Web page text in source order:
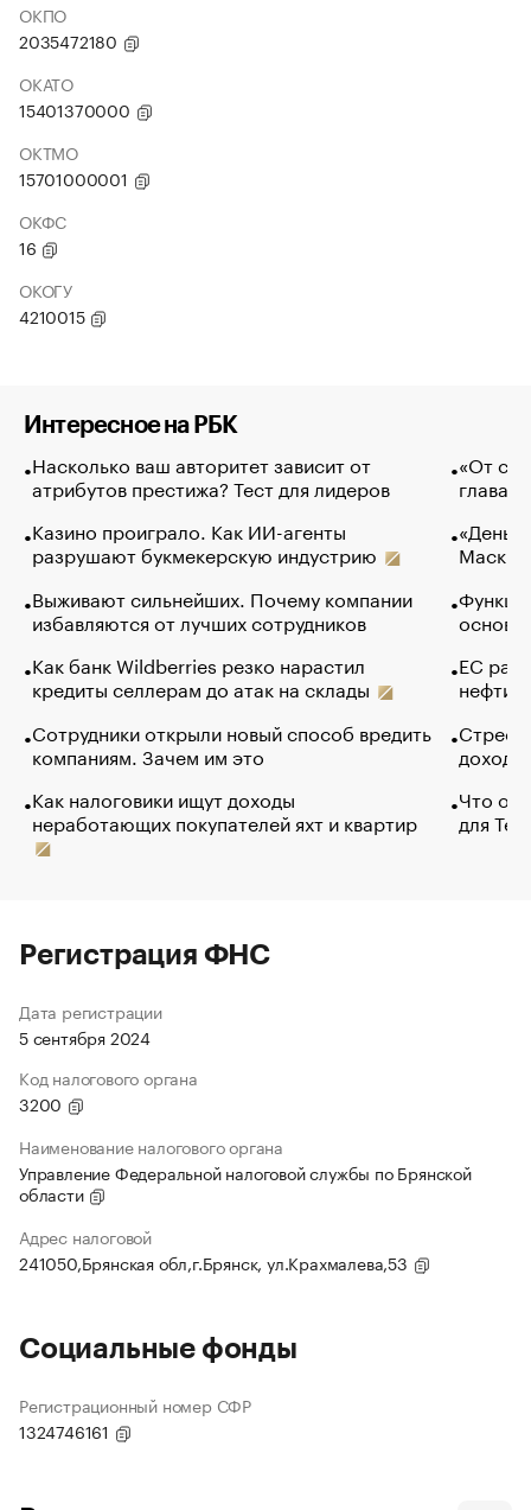
ОКПО
2035472180
ОКАТО
15401370000
ОКТМО
15701000001
ОКФС
16
ОКОГУ
4210015
Интересное на РБК
Насколько ваш авторитет зависит от
атрибутов престижа? Тест для лидеров
Казино проиграло. Как ИИ-агенты
разрушают букмекерскую индустрию
Выживают сильнейших. Почему компании
избавляются от лучших сотрудников
Как банк Wildberries резко нарастил
кредиты селлерам до атак на склады
Сотрудники открыли новый способ вредить
компаниям. Зачем им это
Как налоговики ищут доходы
неработающих покупателей яхт и квартир
«От
глава
Маск в
основ
ЕС
нефти
Что
для
Регистрация ФНС
Дата регистрации
5 сентября 2024
Код налогового органа
3200
Наименование налогового органа
Управление Федеральной налоговой службы по Брянской
области
Адрес налоговой
241050,Брянская обл,г.Брянск, ул.Крахмалева,53
Социальные фонды
Регистрационный номер СФР
1324746161